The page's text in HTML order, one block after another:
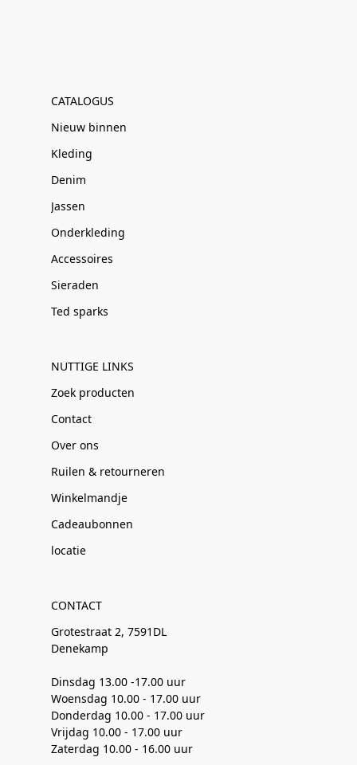
CATALOGUS
Nieuw binnen
Kleding
Denim
Jassen
Onderkleding
Accessoires
Sieraden
Ted sparks
NUTTIGE LINKS
Zoek producten
Contact
Over ons
Ruilen & retourneren
Winkelmandje
Cadeaubonnen
locatie
CONTACT
Grotestraat 2, 7591DL
Denekamp
Dinsdag 13.00 -17.00 uur
Woensdag 10.00 - 17.00 uur
Donderdag 10.00 - 17.00 uur
Vrijdag 10.00 - 17.00 uur
Zaterdag 10.00 - 16.00 uur